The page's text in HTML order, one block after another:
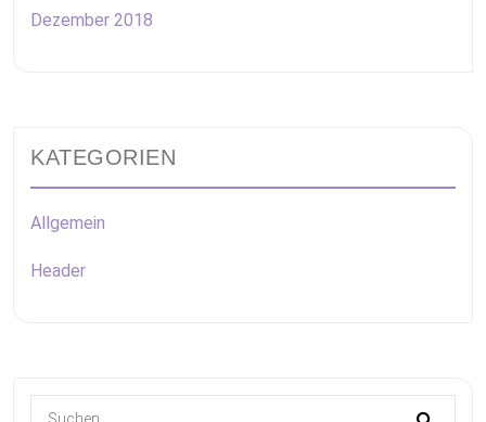
Dezember 2018
KATEGORIEN
Allgemein
Header